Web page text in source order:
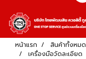
หน้าแรก สินค้าทั้งหมด
เครื่องมือวัดละเอียด